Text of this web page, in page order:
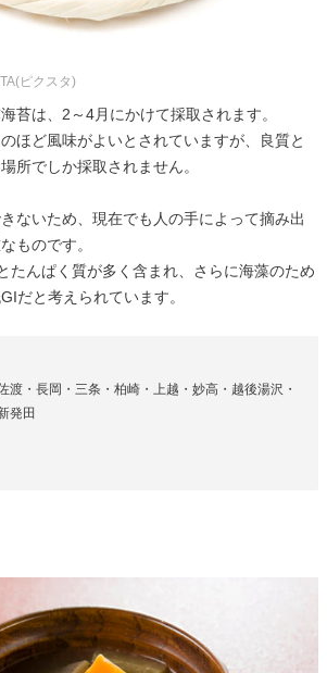
ピクスタ)
苔は、2～4月にかけて採取されます。
ほど風味がよいとされていますが、良質と
所でしか採取されません。
ないため、現在でも人の手によって摘み出
ものです。
たんぱく質が多く含まれ、さらに海藻のため
だと考えられています。
渡・長岡・三条・柏崎・上越・妙高・越後湯沢・
発田